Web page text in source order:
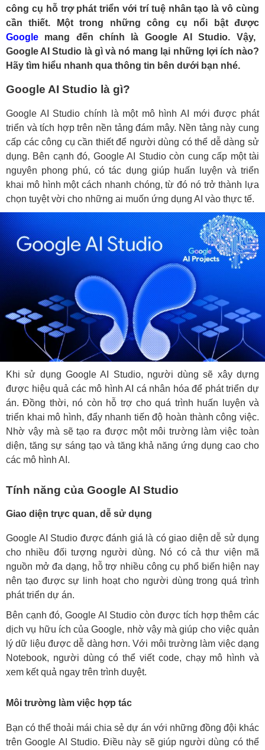
công cụ hỗ trợ phát triển với trí tuệ nhân tạo là vô cùng
cần thiết. Một trong những công cụ nổi bật được
Google mang đến chính là Google AI Studio. Vậy,
Google AI Studio là gì và nó mang lại những lợi ích nào?
Hãy tìm hiểu nhanh qua thông tin bên dưới bạn nhé.
Google AI Studio là gì?
Google AI Studio chính là một mô hình AI mới được phát
triển và tích hợp trên nền tảng đám mây. Nền tảng này cung
cấp các công cụ cần thiết để người dùng có thể dễ dàng sử
dụng. Bên cạnh đó, Google AI Studio còn cung cấp một tài
nguyên phong phú, có tác dụng giúp huấn luyện và triển
khai mô hình một cách nhanh chóng, từ đó nó trở thành lựa
chọn tuyệt vời cho những ai muốn ứng dụng AI vào thực tế.
Khi sử dụng Google AI Studio, người dùng sẽ xây dựng
được hiệu quả các mô hình AI cá nhân hóa để phát triển dự
án. Đồng thời, nó còn hỗ trợ cho quá trình huấn luyện và
triển khai mô hình, đẩy nhanh tiến độ hoàn thành công việc.
Nhờ vậy mà sẽ tạo ra được một môi trường làm việc toàn
diện, tăng sự sáng tạo và tăng khả năng ứng dụng cao cho
các mô hình AI.
Tính năng của Google AI Studio
Giao diện trực quan, dễ sử dụng
Google AI Studio được đánh giá là có giao diện dễ sử dụng
cho nhiều đối tượng người dùng. Nó có cả thư viện mã
nguồn mở đa dạng, hỗ trợ nhiều công cụ phổ biến hiện nay
nên tạo được sự linh hoạt cho người dùng trong quá trình
phát triển dự án.
Bên cạnh đó, Google AI Studio còn được tích hợp thêm các
dịch vụ hữu ích của Google, nhờ vậy mà giúp cho việc quản
lý dữ liệu được dễ dàng hơn. Với môi trường làm việc dạng
Notebook, người dùng có thể viết code, chạy mô hình và
xem kết quả ngay trên trình duyệt.
Môi trường làm việc hợp tác
Bạn có thể thoải mái chia sẻ dự án với những đồng đội khác
trên Google AI Studio. Điều này sẽ giúp người dùng có thể